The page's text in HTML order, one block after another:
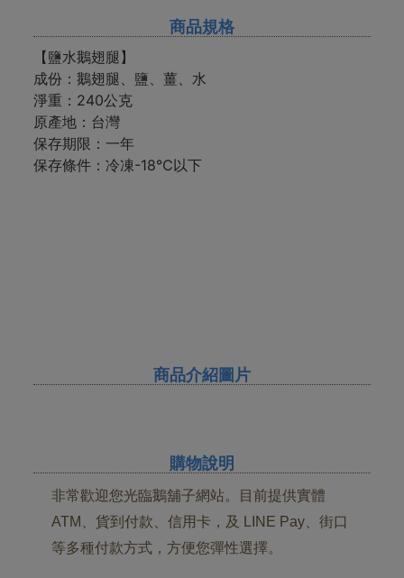
商品規格
【鹽水鵝翅腿】
成份：鵝翅腿、鹽、薑、水
淨重：240公克
原產地：台灣
保存期限：一年
保存條件：冷凍-18℃以下
商品介紹圖片
購物說明
非常歡迎您光臨鵝舖子網站。目前提供實體
ATM、貨到付款、信用卡，及 LINE Pay、街口
等多種付款方式，方便您彈性選擇。